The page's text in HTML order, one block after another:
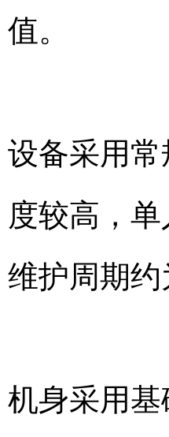
值。
设备采用
度较高，
维护周期
机身采用